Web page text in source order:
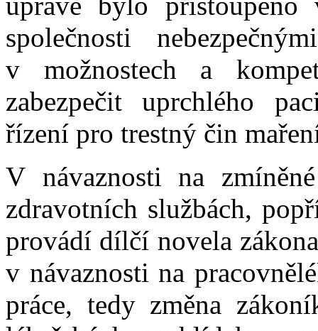
společnosti
v možnostech a
zabezpečit uprchlého
řízení pro trestný čin
V návaznosti na
zdravotních službách,
provádí dílčí novela
v návaznosti na
práce, tedy změna